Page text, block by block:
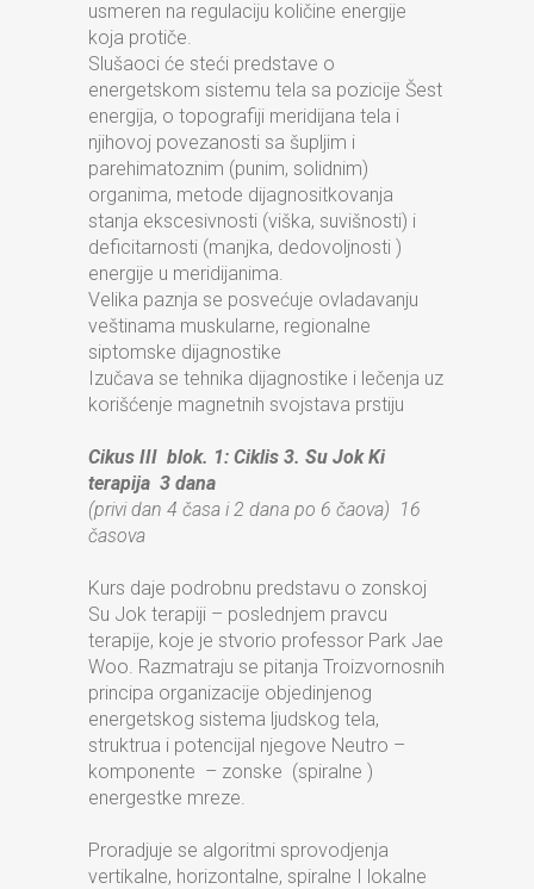
usmeren na regulaciju količine energije
koja protiče.
Slušaoci će steći predstave o
energetskom sistemu tela sa pozicije Šest
energija, o topografiji meridijana tela i
njihovoj povezanosti sa šupljim i
parehimatoznim (punim, solidnim)
organima, metode dijagnositkovanja
stanja ekscesivnosti (viška, suvišnosti) i
deficitarnosti (manjka, dedovoljnosti )
energije u meridijanima.
Velika paznja se posvećuje ovladavanju
veštinama muskularne, regionalne
siptomske dijagnostike
Izučava se tehnika dijagnostike i lečenja uz
korišćenje magnetnih svojstava prstiju
Cikus III blok. 1: Ciklis 3. Su Jok Ki
terapija 3 dana
(privi dan 4 časa i 2 dana po 6 čaova) 16
časova
Kurs daje podrobnu predstavu o zonskoj
Su Jok terapiji – poslednjem pravcu
terapije, koje je stvorio professor Park Jae
Woo. Razmatraju se pitanja Troizvornosnih
principa organizacije objedinjenog
energetskog sistema ljudskog tela,
struktrua i potencijal njegove Neutro –
komponente – zonske (spiralne )
energestke mreze.
Proradjuje se algoritmi sprovodjenja
vertikalne, horizontalne, spiralne I lokalne